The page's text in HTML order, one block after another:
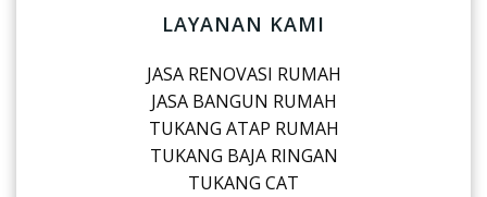
LAYANAN KAMI
JASA RENOVASI RUMAH
JASA BANGUN RUMAH
TUKANG ATAP RUMAH
TUKANG BAJA RINGAN
TUKANG CAT